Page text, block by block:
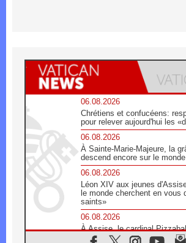
06.08.2026
Chrétiens et confucéens:
pour relever aujourd'hui les
06.08.2026
À Sainte-Marie-Majeure, la
descend encore sur le monde
06.08.2026
Léon XIV aux jeunes
le monde cherchent en vous
saints»
06.08.2026
À Assise, le cardinal
«les chrétiens veulent la paix»